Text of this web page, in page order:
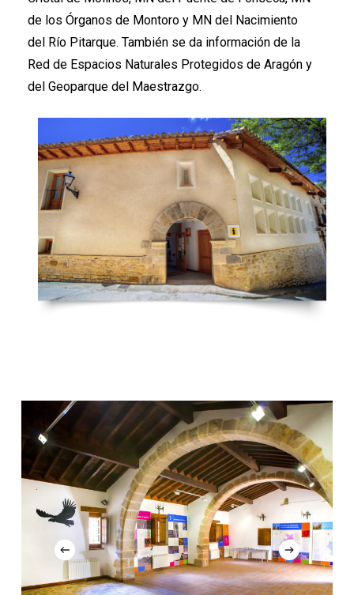
de los Órganos de Montoro y MN del Nacimiento
del Río Pitarque. También se da información de la
Red de Espacios Naturales Protegidos de Aragón y
del Geoparque del Maestrazgo.